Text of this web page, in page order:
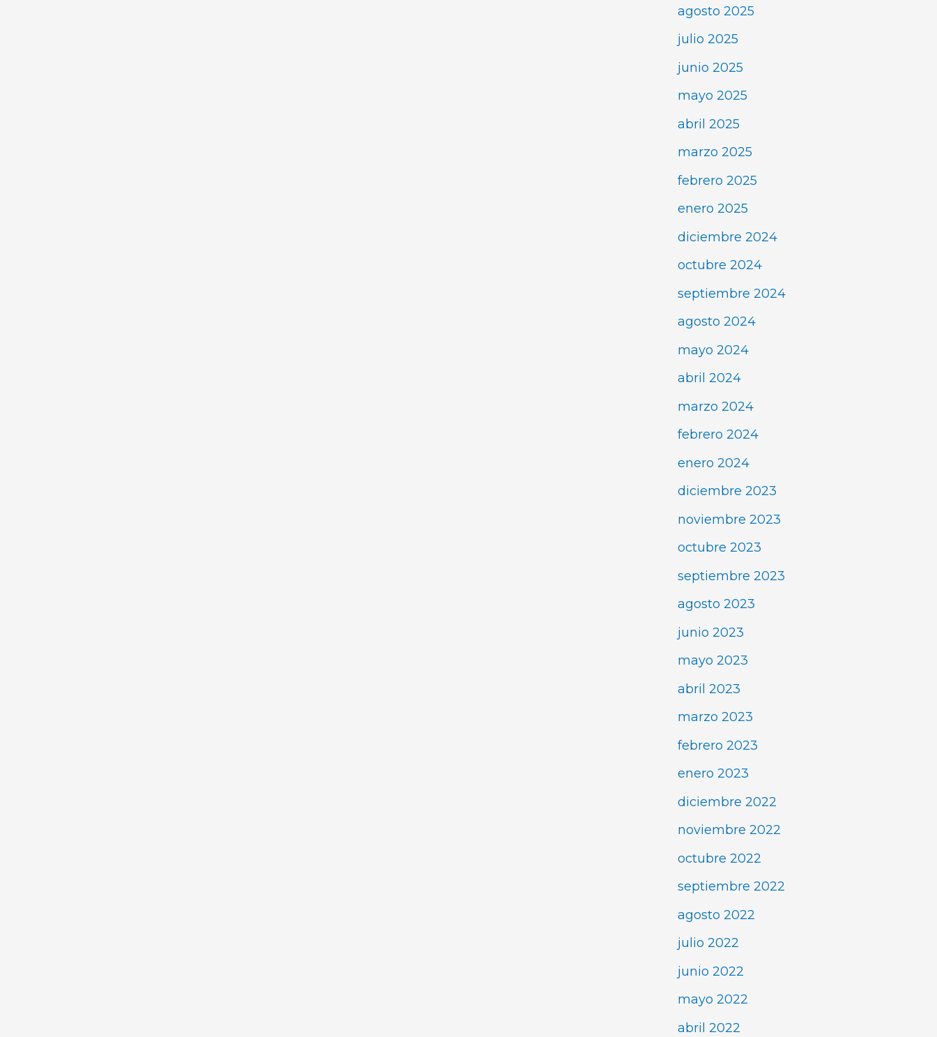
agosto 2025
julio 2025
junio 2025
mayo 2025
abril 2025
marzo 2025
febrero 2025
enero 2025
diciembre 2024
octubre 2024
septiembre 2024
agosto 2024
mayo 2024
abril 2024
marzo 2024
febrero 2024
enero 2024
diciembre 2023
noviembre 2023
octubre 2023
septiembre 2023
agosto 2023
junio 2023
mayo 2023
abril 2023
marzo 2023
febrero 2023
enero 2023
diciembre 2022
noviembre 2022
octubre 2022
septiembre 2022
agosto 2022
julio 2022
junio 2022
mayo 2022
abril 2022